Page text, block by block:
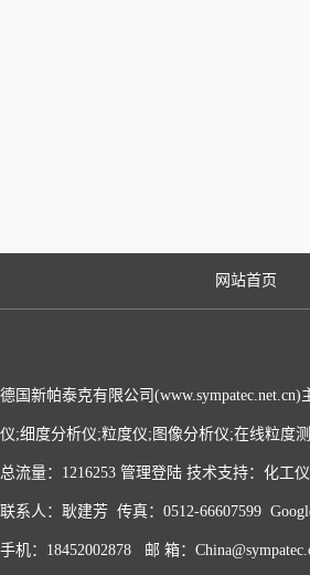
网站首页
德国新帕泰克有限公司
仪;细度分析仪;粒度仪;图像分析仪;在线粒度
总流量：1216253 管理登陆 技术支持： 化工
联系人：耿建芳 传真：0512-66607599
手机：18452002878 邮 箱：